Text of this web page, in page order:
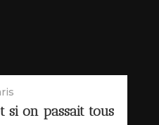
si on passait tous